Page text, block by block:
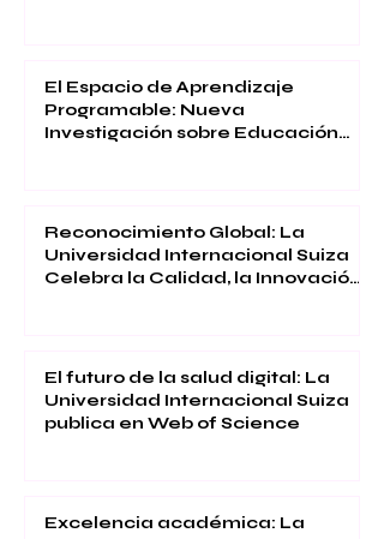
El Espacio de Aprendizaje
Programable: Nueva
Investigación sobre Educación
Reconocimiento Global: La
Universidad Internacional Suiza
Celebra la Calidad, la Innovación
El futuro de la salud digital: La
Universidad Internacional Suiza
publica en Web of Science
Excelencia académica: La